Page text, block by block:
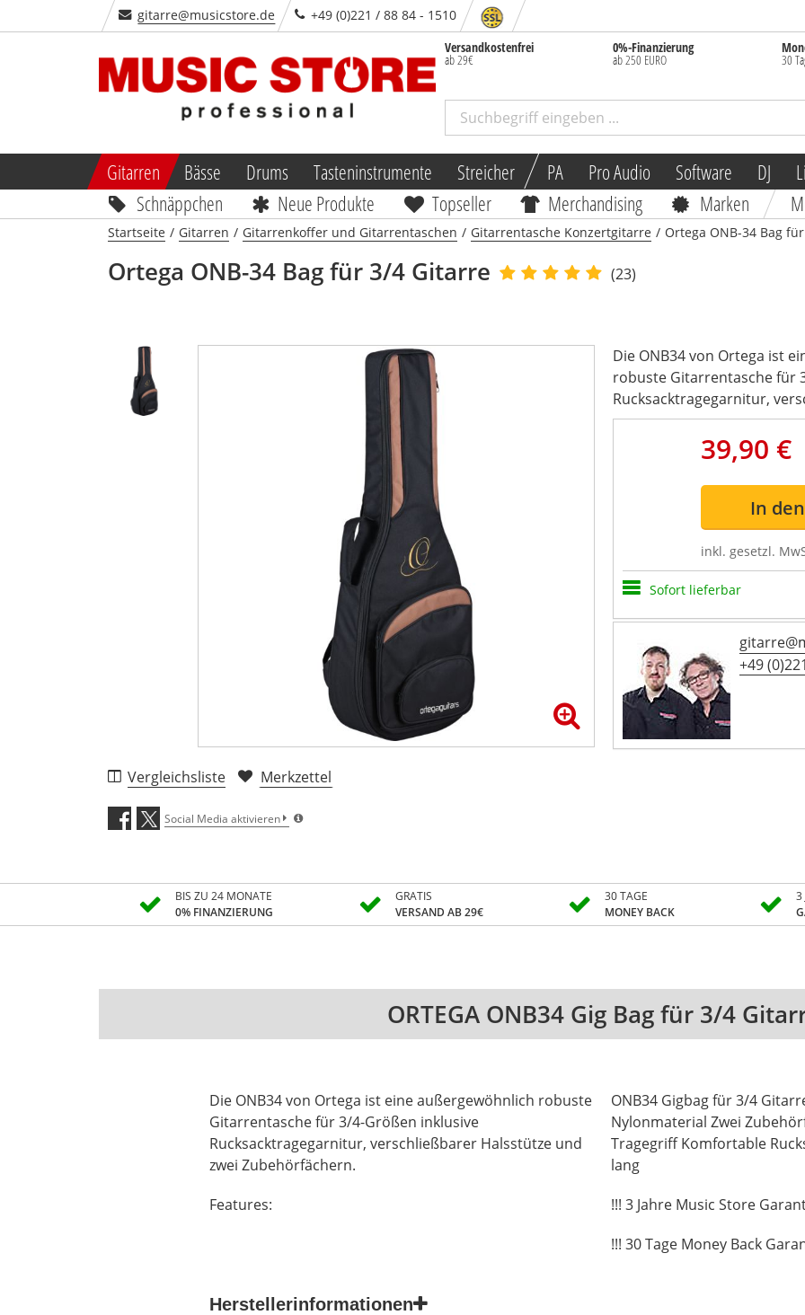
gitarre@musicstore.de +49 (0)221 / 88 84 - 1510
Versandkostenfrei
ab 29€
0%-Finanzierung
ab 250 EURO 30
Gitarren Bässe Drums Tasteninstrumente Streicher PA Pro Audio Software DJ
Schnäppchen
Neue Produkte Topseller Merchandising Marken
Startseite / Gitarren / Gitarrenkoffer und Gitarrentaschen / Gitarrentasche Konzertgitarre / Ortega ONB-34 Bag
Ortega ONB-34 Bag für 3/4 Gitarre (23)
Vergleichsliste Merkzettel
Social Media aktivieren
Die ONB34 von Ortega ist
robuste Gitarrentasche für
Rucksacktragegarnitur,
39,90 €
In
inkl. gesetzl.
Sofort lieferbar
+49
BIS ZU 24 MONATE
0% FINANZIERUNG
GRATIS
VERSAND AB 29€
30 TAGE
MONEY BACK
3
ORTEGA ONB34 Gig Bag für 3/4
Die ONB34 von Ortega ist eine außergewöhnlich robuste
Gitarrentasche für 3/4-Größen inklusive
Rucksacktragegarnitur, verschließbarer Halsstütze und
zwei Zubehörfächern.
Features:
ONB34 Gigbag für 3/4
Nylonmaterial Zwei
Tragegriff Komfortable
lang
!!! 3 Jahre Music Store
!!! 30 Tage Money Back
Herstellerinformationen